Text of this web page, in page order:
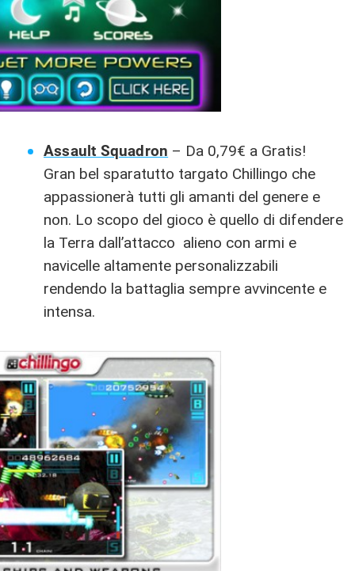
Assault Squadron – Da 0,79€ a Gratis!
Gran bel sparatutto targato Chillingo che
appassionerà tutti gli amanti del genere e
non. Lo scopo del gioco è quello di difendere
la Terra dall’attacco alieno con armi e
navicelle altamente personalizzabili
rendendo la battaglia sempre avvincente e
intensa.